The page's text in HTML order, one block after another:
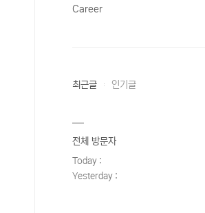
Career
최근글 인기글
전체 방문자
Today :
Yesterday :